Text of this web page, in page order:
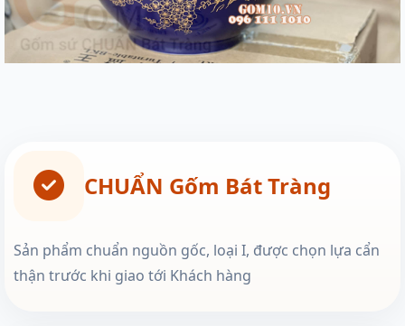
CHUẨN Gốm Bát Tràng
Sản phẩm chuẩn nguồn gốc, loại I, được chọn lựa cẩn
thận trước khi giao tới Khách hàng